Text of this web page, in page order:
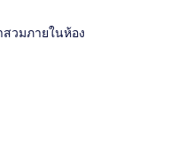
สวมภายในห้อง